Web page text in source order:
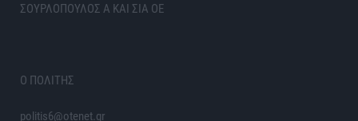
ΣΟΥΡΛΟΠΟΥΛΟΣ Α ΚΑΙ ΣΙΑ ΟΕ
Ο ΠΟΛΙΤΗΣ
politis6@otenet.gr